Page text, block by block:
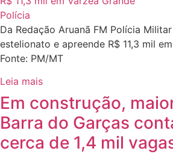
Polícia
Da Redação Aruanã FM Polícia
estelionato e apreende R$ 11,3 mil
Fonte: PM/MT
Leia mais
Em construção,
Barra do Garças
cerca de 1,4 mil